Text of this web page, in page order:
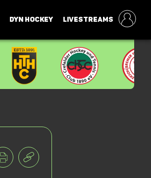
DYN HOCKEY LIVESTREAMS